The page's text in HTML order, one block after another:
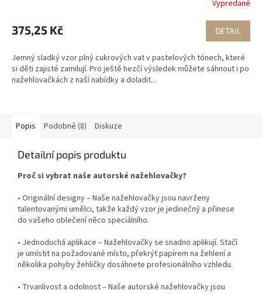
Vypredané
375,25 Kč DETAIL
Jemný sladký vzor plný cukrových vat v pastelových tónech, které
si děti zajisté zamilují. Pro ještě hezčí výsledek můžete sáhnout i po
nažehlovačkách z naší nabídky a doladit...
Popis Podobné (8) Diskuze
Detailní popis produktu
Proč si vybrat naše autorské nažehlovačky?
• Originální designy – Naše nažehlovačky jsou navrženy
talentovanými umělci, takže každý vzor je jedinečný a přinese
do vašeho oblečení něco speciálního.
• Jednoduchá aplikace – Nažehlovačky se snadno aplikují. Stačí
je umístit na požadované místo, překrýt papírem na žehlení a
několika pohyby žehličky dosáhnete profesionálního vzhledu.
• Trvanlivost a odolnost – Naše autorské nažehlovačky jsou